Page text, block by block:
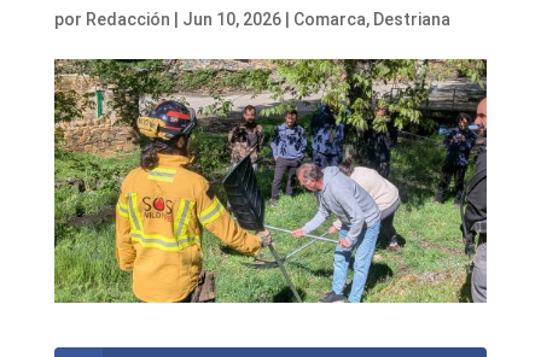
por Redacción Jun 10, 2026| Comarca, Destriana